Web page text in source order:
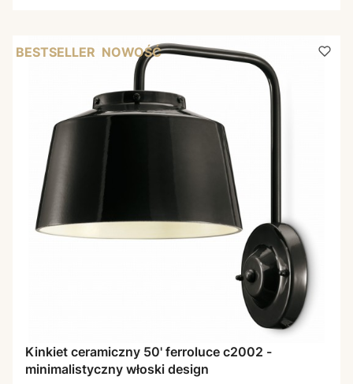
BESTSELLER NOWOŚĆ
Kinkiet ceramiczny 50' ferroluce c2002 -
minimalistyczny włoski design